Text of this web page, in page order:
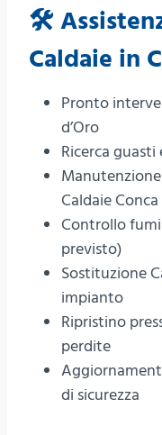
🛠️
Caldaie in
Pronto
d’Oro
Ricerca
Caldaie Conca
Controllo
previsto)
Sostituzione
impianto
Ripristino
perdite
di sicurezza